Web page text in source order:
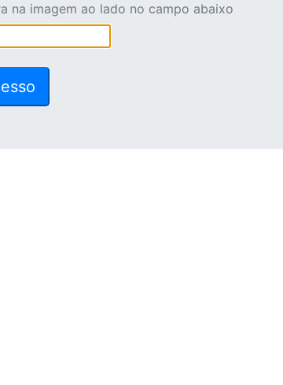
na imagem ao lado no campo abaixo